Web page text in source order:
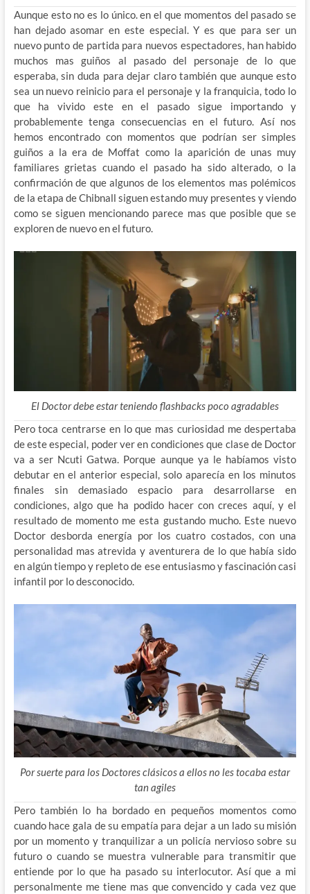
Aunque esto no es lo único. en el que momentos del pasado se
han dejado asomar en este especial. Y es que para ser un
nuevo punto de partida para nuevos espectadores, han habido
muchos mas guiños al pasado del personaje de lo que
esperaba, sin duda para dejar claro también que aunque esto
sea un nuevo reinicio para el personaje y la franquicia, todo lo
que ha vivido este en el pasado sigue importando y
probablemente tenga consecuencias en el futuro. Así nos
hemos encontrado con momentos que podrían ser simples
guiños a la era de Moffat como la aparición de unas muy
familiares grietas cuando el pasado ha sido alterado, o la
confirmación de que algunos de los elementos mas polémicos
de la etapa de Chibnall siguen estando muy presentes y viendo
como se siguen mencionando parece mas que posible que se
exploren de nuevo en el futuro.
El Doctor debe estar teniendo flashbacks poco agradables
Pero toca centrarse en lo que mas curiosidad me despertaba
de este especial, poder ver en condiciones que clase de Doctor
va a ser Ncuti Gatwa. Porque aunque ya le habíamos visto
debutar en el anterior especial, solo aparecía en los minutos
finales sin demasiado espacio para desarrollarse en
condiciones, algo que ha podido hacer con creces aquí, y el
resultado de momento me esta gustando mucho. Este nuevo
Doctor desborda energía por los cuatro costados, con una
personalidad mas atrevida y aventurera de lo que había sido
en algún tiempo y repleto de ese entusiasmo y fascinación casi
infantil por lo desconocido.
Por suerte para los Doctores clásicos a ellos no les tocaba estar
tan agiles
Pero también lo ha bordado en pequeños momentos como
cuando hace gala de su empatía para dejar a un lado su misión
por un momento y tranquilizar a un policía nervioso sobre su
futuro o cuando se muestra vulnerable para transmitir que
entiende por lo que ha pasado su interlocutor. Así que a mi
personalmente me tiene mas que convencido y cada vez que